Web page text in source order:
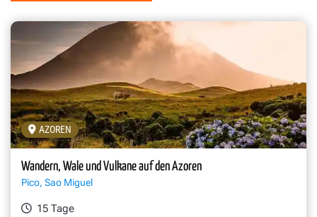
AZOREN
Wandern, Wale und Vulkane auf den Azoren
Pico, Sao Miguel
15 Tage